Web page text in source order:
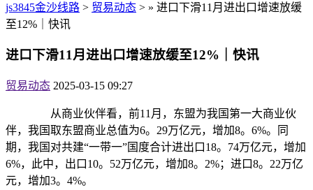
js3845金沙线路 > 贸易动态 > » 进口下滑11月进出口增速放缓
至12%｜快讯
进口下滑11月进出口增速放缓至12%｜快讯
贸易动态 2025-03-15 09:27
从商业伙伴看，前11月，东盟为我国第一大商业伙
伴，我国取东盟商业总值为6。29万亿元，增加8。6%。同
期，我国对共建“一带一”国度合计进出口18。74万亿元，增加
6%，此中，出口10。52万亿元，增加8。2%；进口8。22万亿
元，增加3。4%。